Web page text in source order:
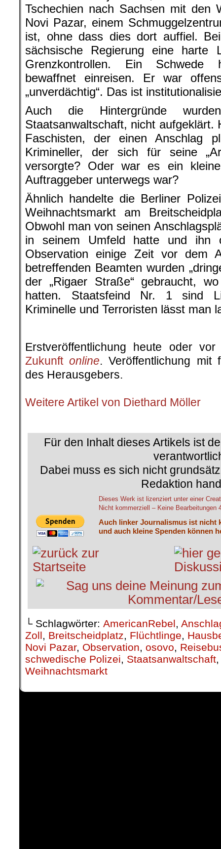
Tschechien nach Sachsen mit den
Novi Pazar, einem
ist, ohne dass dies dort auffiel.
sächsische Regierung eine
Grenzkontrollen. Ein Schwede
bewaffnet einreisen. Er war
„unverdächtig“. Das ist
Auch die Hintergründe
Staatsanwaltschaft, nicht aufgeklärt.
Faschisten, der einen Anschlag
Krimineller, der sich für seine
versorgte? Oder war es ein
Auftraggeber unterwegs war?
Ähnlich handelte die Berliner
Weihnachtsmarkt am
Obwohl man von seinen
in seinem Umfeld hatte und ihn
Observation einige Zeit vor dem
betreffenden Beamten wurden
der „Rigaer Straße“ gebraucht,
hatten. Staatsfeind Nr. 1 sind
Kriminelle und Terroristen lässt man
Erstveröffentlichung heute oder
Zukunftonline. Veröffentlichung mit
des Herausgebers.
Weitere Artikel von Diethard Möller
Für den Inhalt dieses Artikels ist
Dabei muss es sich nicht
Redaktion
Dieses Werk ist lizenziert unter einer
Nicht kommerziell – Keine Bearbeitungen
Auch linker Journalismus ist nicht
und auch kleine Spenden können
└ Schlagwörter: AmericanRebel
Zoll
Breitscheidplatz Flüchtlinge
Novi Pazar, Observation osovo
schwedische Polizei
Staatsanwaltschaft
Weihnachtsmarkt